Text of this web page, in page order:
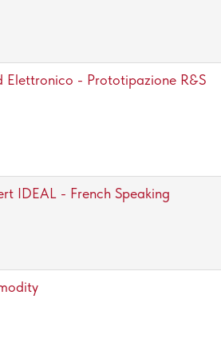
Elettronico - Prototipazione R&S
IDEAL - French Speaking